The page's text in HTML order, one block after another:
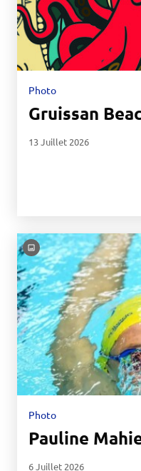
Photo
Gruissan
13 Juillet 2026
Photo
Pauline
6 Juillet 2026